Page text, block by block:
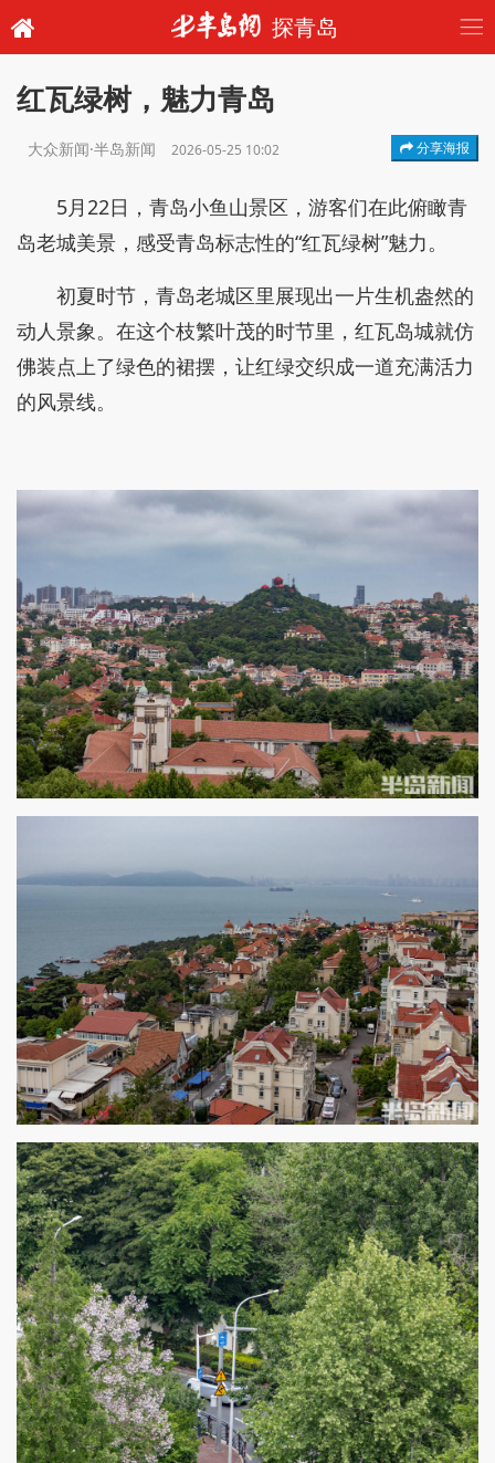
探青岛
红瓦绿树，魅力青岛
大众新闻·半岛新闻 2026-05-25 10:02 分享海报
5月22日，青岛小鱼山景区，游客们在此俯瞰青
岛老城美景，感受青岛标志性的“红瓦绿树”魅力。
初夏时节，青岛老城区里展现出一片生机盎然的
动人景象。在这个枝繁叶茂的时节里，红瓦岛城就仿
佛装点上了绿色的裙摆，让红绿交织成一道充满活力
的风景线。